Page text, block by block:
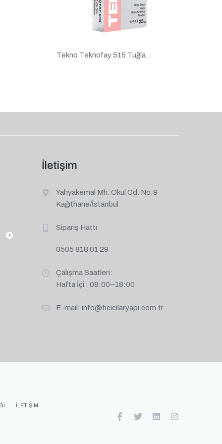
Tekno Teknofay 515 Tuğla...
İletişim
Yahyakemal Mh. Okul Cd. No:9
Kağıthane/İstanbul
Sipariş Hattı
0505 818 01 29
Çalışma Saatleri:
Hafta İçi : 08:00–18:00
E-mail: info@ficicilaryapi.com.tr
İLETIŞIM